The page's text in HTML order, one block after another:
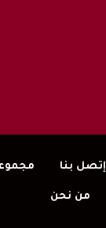
إتصل بنا
من نحن